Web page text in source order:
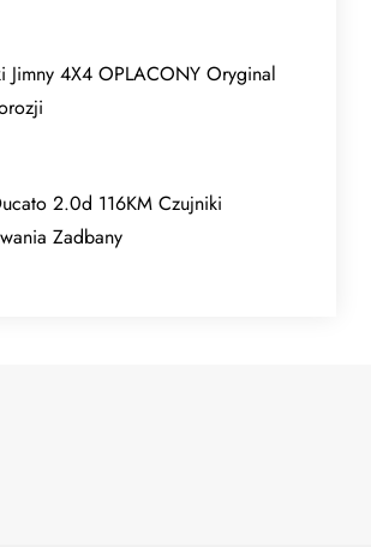
Jimny 4X4 OPLACONY Oryginal
2.0d 116KM Czujniki
Zadbany